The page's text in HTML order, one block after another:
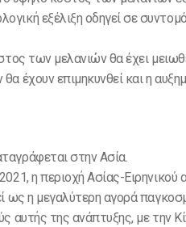
εξέλιξη οδηγεί σε
των μελανιών θα έχει
έχουν επιμηκυνθεί και η
στην Ασία.
η περιοχή Ασίας-Ειρηνικού
ως η μεγαλύτερη αγορά
αυτής της ανάπτυξης, με την